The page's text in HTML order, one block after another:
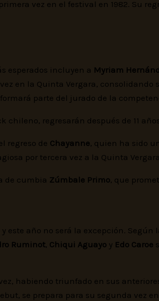
vez en el festival en 1982. Su
esperados incluyen a Myriam
en la Quinta Vergara,
parte del jurado de la
chileno, regresarán después de 11
regreso de Chayanne, quien ha sido
por tercera vez a la Quinta Vergara.
de cumbia Zúmbale Primo, que
y este año no será la excepción.
Ruminot, Chiqui Aguayo y Edo Caroe
habiendo triunfado en sus
se prepara para su segunda vez